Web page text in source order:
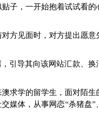
子，一开始抱着试试看
见面时，对方提出愿意
导其向该网站汇款、换
澳求学的留学生，面对陌
媒体，从事网恋“杀猪盘